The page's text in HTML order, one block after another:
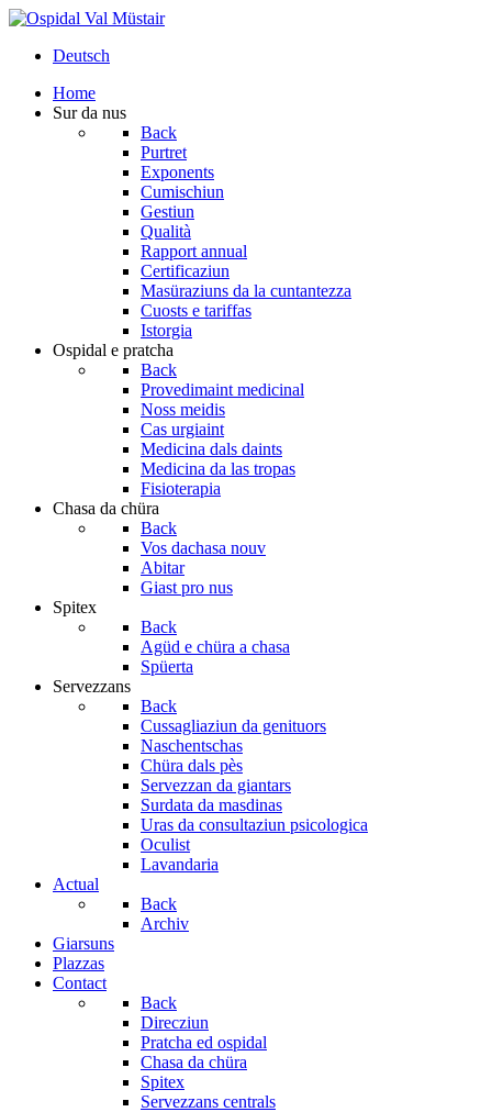
Deutsch
Home
Sur da nus
Back
Purtret
Exponents
Cumischiun
Gestiun
Qualità
Rapport annual
Certificaziun
Masüraziuns da la cuntantezza
Cuosts e tariffas
Istorgia
Ospidal e pratcha
Back
Provedimaint medicinal
Noss meidis
Cas urgiaint
Medicina dals daints
Medicina da las tropas
Fisioterapia
Chasa da chüra
Back
Vos dachasa nouv
Abitar
Giast pro nus
Spitex
Back
Agüd e chüra a chasa
Spüerta
Servezzans
Back
Cussagliaziun da genituors
Naschentschas
Chüra dals pès
Servezzan da giantars
Surdata da masdinas
Uras da consultaziun psicologica
Oculist
Lavandaria
Actual
Back
Archiv
Giarsuns
Plazzas
Contact
Back
Direcziun
Pratcha ed ospidal
Chasa da chüra
Spitex
Servezzans centrals